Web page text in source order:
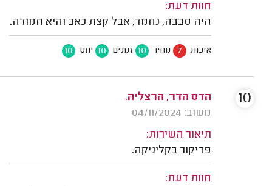
חוות דעת:
היה סבבה, נחמד, אבל קצת כאב והיא חמודה.
איכות 7 מחיר 10 זמנים 10 יחס 10
הדס הדר, הרצליה.
משוב: 04/11/2024
תיאור השירות:
פדיקור בקליניקה.
חוות דעת:
10